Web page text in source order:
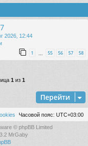
2026, 12:44
1 … 55 56 57 58
1из 1
Перейти
Часовой пояс: UTC+03:00
© phpBB Limited
MrGaby